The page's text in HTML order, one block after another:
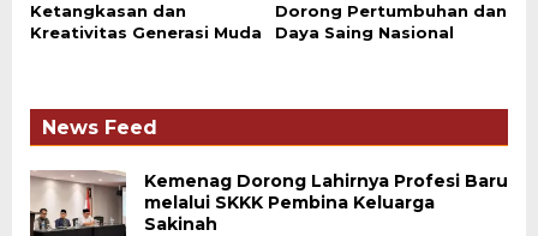
Ketangkasan dan
Kreativitas Generasi Muda
Dorong Pertumbuhan dan
Daya Saing Nasional
News Feed
Kemenag Dorong Lahirnya Profesi Baru
melalui SKKK Pembina Keluarga
Sakinah